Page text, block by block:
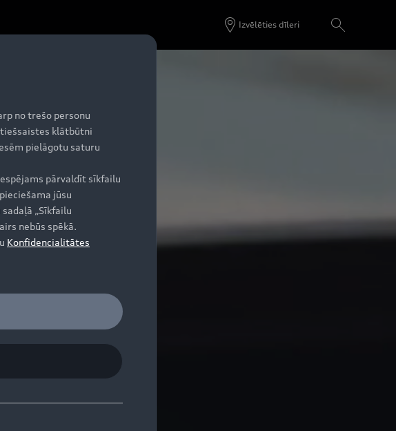
Izvēlēties dīleri
Cenas un tehniskie dati Konfigurēt
no trešo personu
klātbūtni
pielāgotu saturu
pārvaldīt sīkfailu
jūsu
„Sīkfailu
nebūs spēkā.
Konfidencialitātes